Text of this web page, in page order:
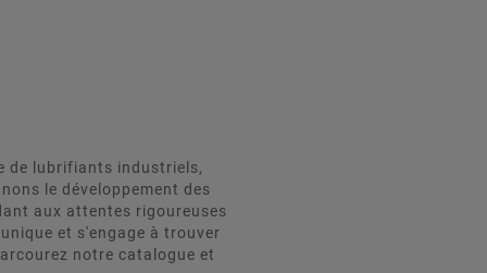
de lubrifiants industriels,
le développement des
aux attentes rigoureuses
et s'engage à trouver
notre catalogue et